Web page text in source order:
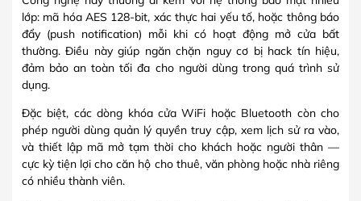
lớp: mã hóa AES 128-bit, xác thực hai yếu tố, hoặc thông báo
đẩy (push notification) mỗi khi có hoạt động mở cửa bất
thường. Điều này giúp ngăn chặn nguy cơ bị hack tín hiệu,
đảm bảo an toàn tối đa cho người dùng trong quá trình sử
dụng.
Đặc biệt, các dòng khóa cửa WiFi hoặc Bluetooth còn cho
phép người dùng quản lý quyền truy cập, xem lịch sử ra vào,
và thiết lập mã mở tạm thời cho khách hoặc người thân —
cực kỳ tiện lợi cho căn hộ cho thuê, văn phòng hoặc nhà riêng
có nhiều thành viên.